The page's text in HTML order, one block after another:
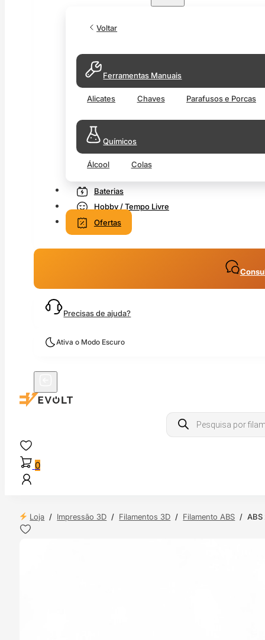
Voltar
Ferramentas Manuais
Alicates Chaves Parafusos e Porcas
Químicos
Álcool Colas
Baterias
Hobby / Tempo Livre
Ofertas
Precisas de ajuda?
Ativa o Modo Escuro
Products
search
0
Loja / Impressão 3D / Filamentos 3D / Filamento ABS / ABS